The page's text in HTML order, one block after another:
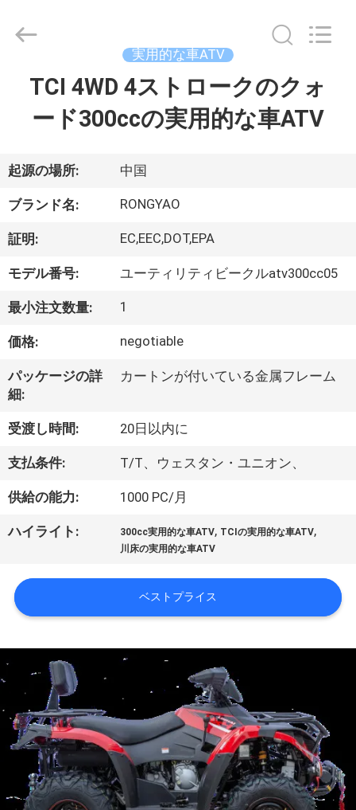
ロ
ダ
ク
ト
達
に
つ
い
て
工
旅
品
質
管
Shanghai
Rongyao
実用的な車ATV
TCI 4WD 4ストロークのクォ
ード300ccの実用的な車ATV
起源の場所: 中国
ブランド名: RONGYAO
証明: EC,EEC,DOT,EPA
モデル番号: ユーティリティビークルatv300cc05
最小注文数量: 1
価格: negotiable
パッケージの詳
細:
カートンが付いている金属フレーム
受渡し時間: 20日以内に
支払条件: T/T、ウェスタン・ユニオン、
供給の能力: 1000 PC/月
ハイライト: 300cc実用的な車ATV, TCIの実用的な車ATV,
川床の実用的な車ATV
ベストプライス